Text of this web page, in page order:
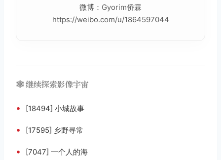
微博：Gyorim侨霖
https://weibo.com/u/1864597044
🕸️ 继续探索影像宇宙
• [18494] 小城故事
• [17595] 乡野寻常
• [7047] 一个人的海